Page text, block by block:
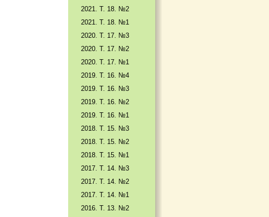
2021. Т. 18. №2
2021. Т. 18. №1
2020. Т. 17. №3
2020. Т. 17. №2
2020. Т. 17. №1
2019. Т. 16. №4
2019. Т. 16. №3
2019. Т. 16. №2
2019. Т. 16. №1
2018. Т. 15. №3
2018. Т. 15. №2
2018. Т. 15. №1
2017. T. 14. №3
2017. T. 14. №2
2017. T. 14. №1
2016. T. 13. №2